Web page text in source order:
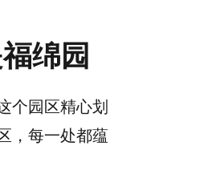
绵园
个园区精心划
，每一处都蕴